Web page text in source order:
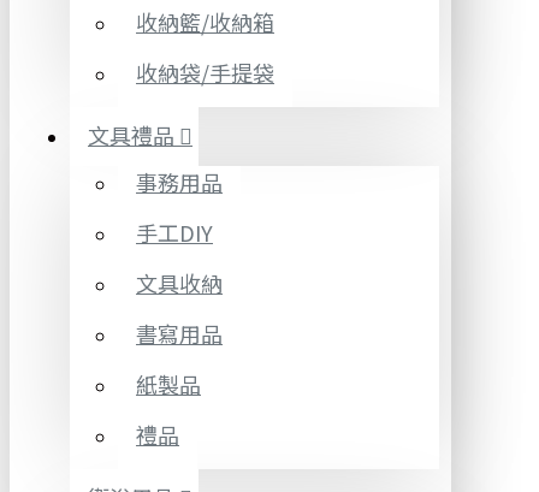
收納籃/收納箱
收納袋/手提袋
文具禮品
事務用品
手工DIY
文具收納
書寫用品
紙製品
禮品